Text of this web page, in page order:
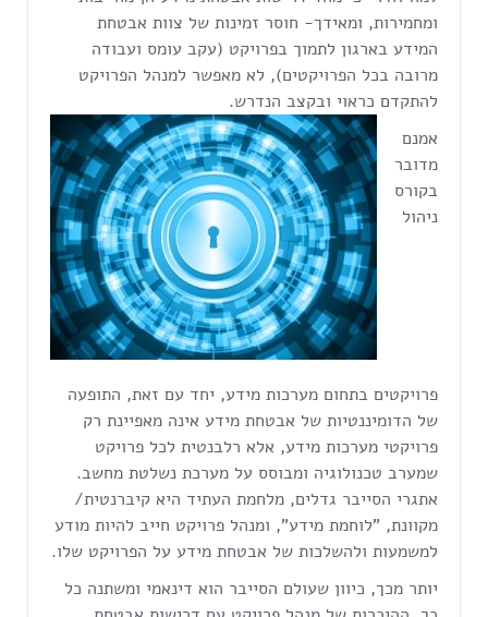
ומחמירות, ומאידך- חוסר זמינות של צוות אבטחת
המידע בארגון לתמוך בפרויקט (עקב עומס ועבודה
מרובה בכל הפרויקטים), לא מאפשר למנהל הפרויקט
להתקדם כראוי ובקצב הנדרש.
אמנם
מדובר
בקורס
ניהול
פרויקטים בתחום מערכות מידע, יחד עם זאת, התופעה
של הדומיננטיות של אבטחת מידע אינה מאפיינת רק
פרויקטי מערכות מידע, אלא רלבנטית לכל פרויקט
שמערב טכנולוגיה ומבוסס על מערכת נשלטת מחשב.
אתגרי הסייבר גדלים, מלחמת העתיד היא קיברנטית/
מקוונת, "לוחמת מידע", ומנהל פרויקט חייב להיות מודע
למשמעות ולהשלכות של אבטחת מידע על הפרויקט שלו.
יותר מכך, כיוון שעולם הסייבר הוא דינאמי ומשתנה כל